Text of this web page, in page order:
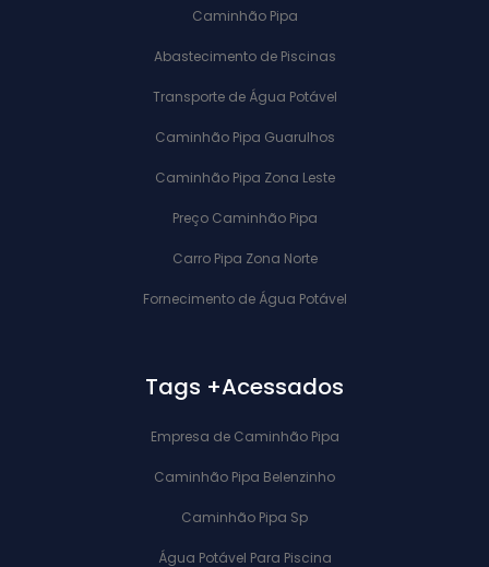
Caminhão Pipa
Abastecimento de Piscinas
Transporte de Água Potável
Caminhão Pipa Guarulhos
Caminhão Pipa Zona Leste
Preço Caminhão Pipa
Carro Pipa Zona Norte
Fornecimento de Água Potável
Tags +Acessados
Empresa de Caminhão Pipa
Caminhão Pipa Belenzinho
Caminhão Pipa Sp
Água Potável Para Piscina